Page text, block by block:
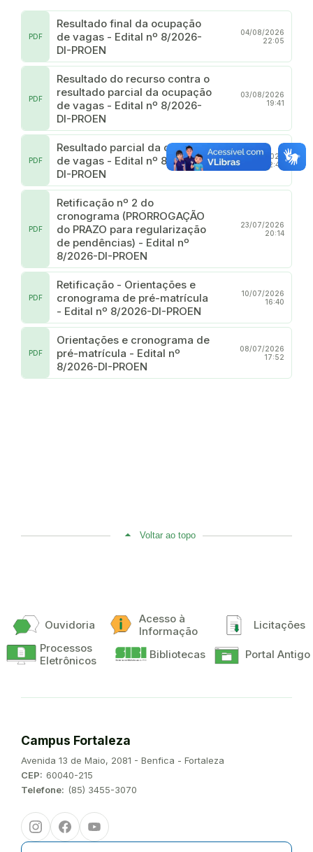
Resultado final da ocupação
de vagas - Edital nº 8/2026-
DI-PROEN
PDF
04/08/2026
22:05
Resultado do recurso contra o
resultado parcial da ocupação
de vagas - Edital nº 8/2026-
DI-PROEN
PDF
03/08/2026
19:41
Resultado parcial da ocupação
de vagas - Edital nº 8/2026-
DI-PROEN
PDF
29/07/2026
22:47
Retificação nº 2 do
cronograma (PRORROGAÇÃO
do PRAZO para regularização
de pendências) - Edital nº
8/2026-DI-PROEN
PDF
23/07/2026
20:14
Retificação - Orientações e
cronograma de pré-matrícula
- Edital nº 8/2026-DI-PROEN
PDF
10/07/2026
16:40
Orientações e cronograma de
pré-matrícula - Edital nº
8/2026-DI-PROEN
PDF
08/07/2026
17:52
Voltar ao topo
Ouvidoria
Acesso à
Informação
Licitações
Processos
Eletrônicos
Bibliotecas Portal Antigo
Campus Fortaleza
Endereço:
Avenida 13 de Maio, 2081 - Benfica - Fortaleza
CEP: 60040-215
Telefone: (85) 3455-3070
InstagramFacebookYoutube